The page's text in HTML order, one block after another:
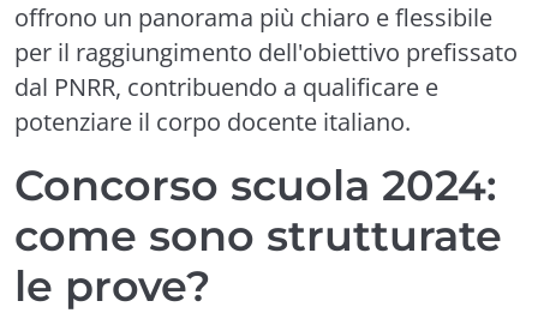
offrono un panorama più chiaro e flessibile
per il raggiungimento dell'obiettivo prefissato
dal PNRR, contribuendo a qualificare e
potenziare il corpo docente italiano.
Concorso scuola 2024:
come sono strutturate
le prove?